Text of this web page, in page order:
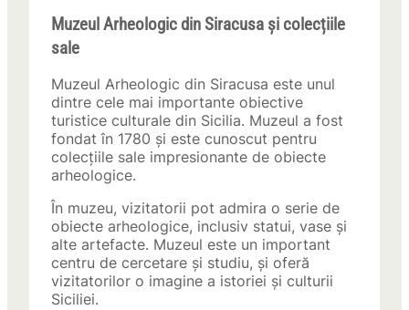
Muzeul Arheologic din Siracusa și colecțiile
sale
Muzeul Arheologic din Siracusa este unul
dintre cele mai importante obiective
turistice culturale din Sicilia. Muzeul a fost
fondat în 1780 și este cunoscut pentru
colecțiile sale impresionante de obiecte
arheologice.
În muzeu, vizitatorii pot admira o serie de
obiecte arheologice, inclusiv statui, vase și
alte artefacte. Muzeul este un important
centru de cercetare și studiu, și oferă
vizitatorilor o imagine a istoriei și culturii
Siciliei.